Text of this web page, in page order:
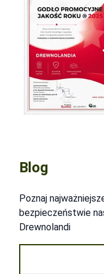
Blog
Poznaj
bezpieczeństwie
Drewnolandi